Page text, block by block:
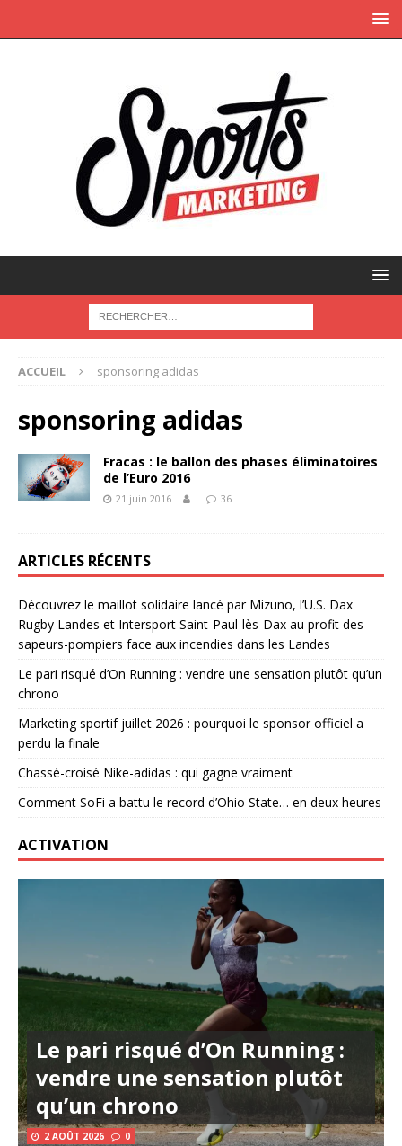
ACCUEIL sponsoring adidas
sponsoring adidas
Fracas : le ballon des phases éliminatoires
de l’Euro 2016
21 juin 2016 36
ARTICLES RÉCENTS
Découvrez le maillot solidaire lancé par Mizuno, l’U.S. Dax
Rugby Landes et Intersport Saint-Paul-lès-Dax au profit des
sapeurs-pompiers face aux incendies dans les Landes
Le pari risqué d’On Running : vendre une sensation plutôt qu’un
chrono
Marketing sportif juillet 2026 : pourquoi le sponsor officiel a
perdu la finale
Chassé-croisé Nike-adidas : qui gagne vraiment
Comment SoFi a battu le record d’Ohio State… en deux heures
ACTIVATION
Le pari risqué d’On Running :
vendre une sensation plutôt
qu’un chrono
2 AOÛT 2026 0